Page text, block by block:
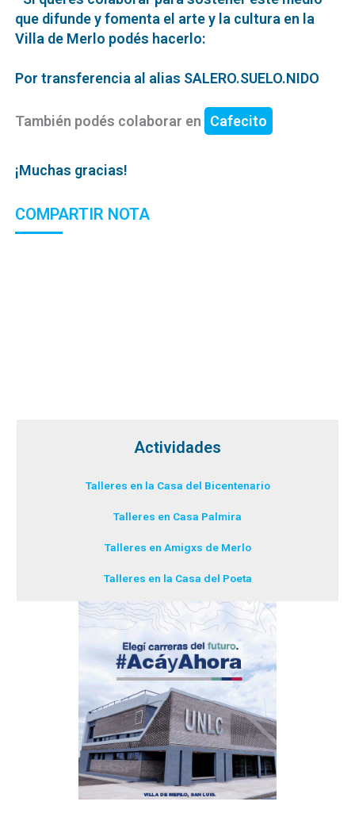
que difunde y fomenta el arte y la cultura en la
Villa de Merlo podés hacerlo:
Por transferencia al alias SALERO.SUELO.NIDO
También podés colaborar en Cafecito
¡Muchas gracias!
COMPARTIR NOTA
Actividades
Talleres en la Casa del Bicentenario
Talleres en Casa Palmira
Talleres en Amigxs de Merlo
Talleres en la Casa del Poeta